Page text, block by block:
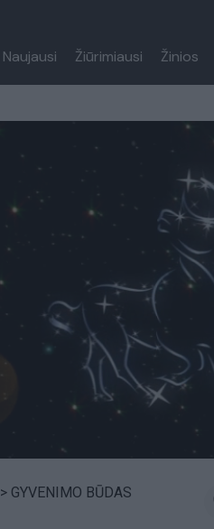
Naujausi Žiūrimiausi Žinios
> GYVENIMO BŪDAS